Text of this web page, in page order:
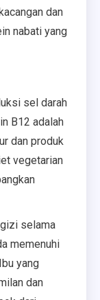
dan
nabati yang
sel darah
B12 adalah
dan produk
vegetarian
selama
memenuhi
yang
dan